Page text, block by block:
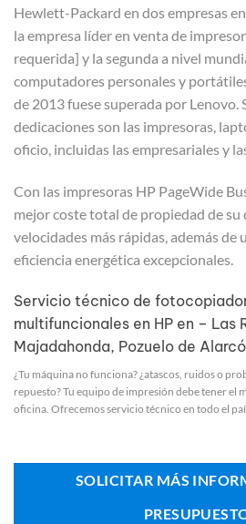
Hewlett-Packard en dos empresas
la empresa líder en venta de
requerida] y la segunda a nivel
computadores personales y
de 2013 fuese superada por Lenovo.
dedicaciones son las impresoras,
oficio, incluidas las empresariales y
Con las impresoras HP PageWide
mejor coste total de propiedad de su
velocidades más rápidas, además de
eficiencia energética excepcionales.
Servicio técnico de
multifuncionales en HP en – Las
Majadahonda, Pozuelo de
¿Tu máquina no funciona? ¿atascos, ruidos o
repuesto? Tu equipo de impresión debe tener el
oficina. Ofrecemos servicio técnico en todo el
SOLICITAR MÁS